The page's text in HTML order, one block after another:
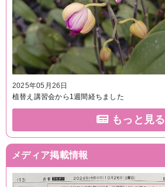
2025年05月26日
植替え講習会から1週間経ちました
もっと見る
メディア掲載情報